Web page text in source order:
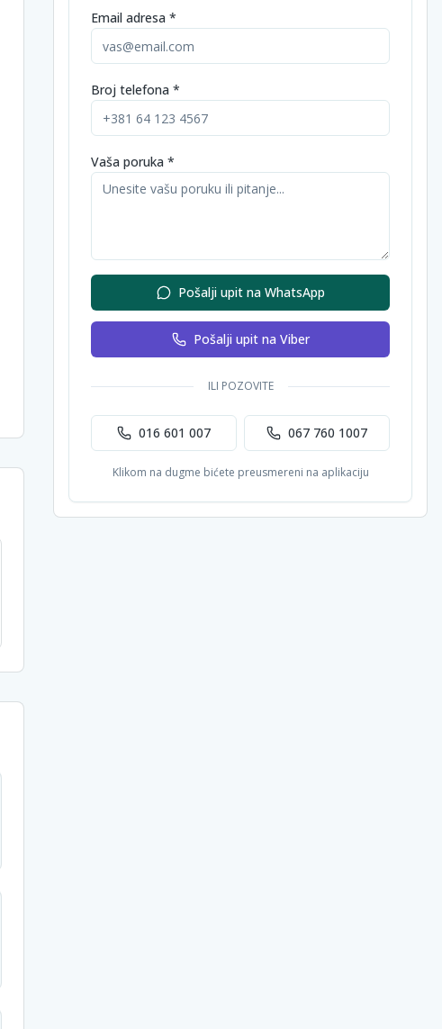
Email adresa *
Broj telefona *
Vaša poruka *
Pošalji upit na WhatsApp
Pošalji upit na Viber
ILI POZOVITE
016 601 007 067 760 1007
Klikom na dugme bićete preusmereni na aplikaciju